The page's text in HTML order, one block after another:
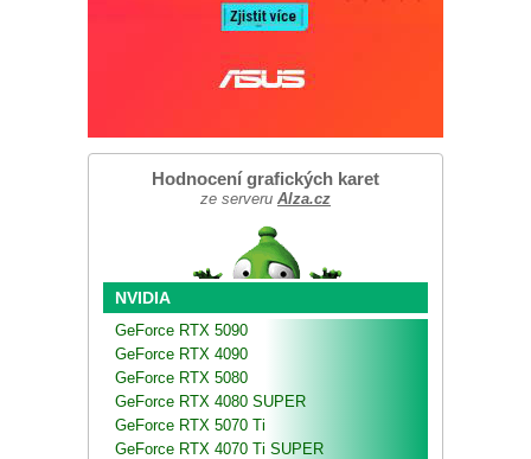
Hodnocení grafických karet
ze serveru Alza.cz
NVIDIA
GeForce RTX 5090
GeForce RTX 4090
GeForce RTX 5080
GeForce RTX 4080 SUPER
GeForce RTX 5070 Ti
GeForce RTX 4070 Ti SUPER